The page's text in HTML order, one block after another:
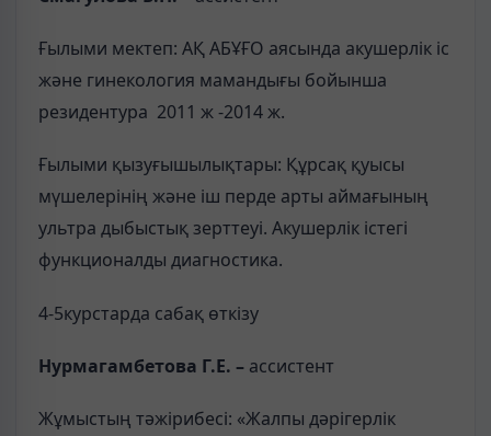
Ғылыми мектеп: АҚ АБҰҒО аясында акушерлік іс
және гинекология мамандығы бойынша
резидентура 2011 ж -2014 ж.
Ғылыми қызуғышылықтары: Құрсақ қуысы
мүшелерінің және іш перде арты аймағының
ультра дыбыстық зерттеуі. Акушерлік істегі
функционалды диагностика.
4-5курстарда сабақ өткізу
Нурмагамбетова Г.Е. – ассистент
Жұмыстың тәжірибесі: «Жалпы дәрігерлік